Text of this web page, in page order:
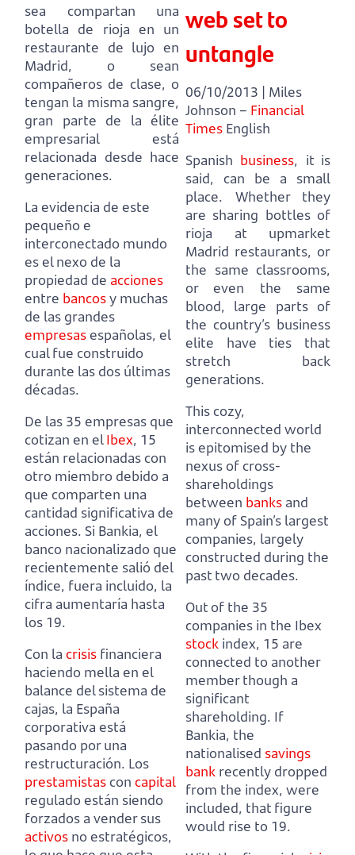
sea compartan una
botella de rioja en un
restaurante de lujo en
Madrid,
o sean
compañeros de clase, o
tengan la misma sangre,
gran parte de la élite
empresarial está
relacionada desde hace
generaciones.
La evidencia de este
pequeño e
interconectado mundo
es el nexo de la
propiedad de acciones
entre bancosy muchas
de las grandes
empresasespañolas, el
cual fue construido
durante las dos últimas
décadas.
De las 35 empresas que
cotizan en elIbex, 15
están relacionadas con
otro miembro debido a
que comparten una
cantidad significativa de
acciones. Si Bankia, el
banco nacionalizado que
recientemente salió del
índice, fuera incluido, la
cifra aumentaría hasta
los 19.
Con la crisis financiera
haciendo mella en el
balance del sistema de
cajas, la España
corporativa está
pasando por una
restructuración. Los
prestamistascon capital
regulado están siendo
forzados a vender sus
activos no estratégicos,
web set to
untangle
06/10/2013 | Miles
Johnson – Financial
Times English
Spanish business, it is
said, can be a small
place.
Whether they
are sharing bottles of
rioja at upmarket
Madrid restaurants, or
the same classrooms,
or even the same
blood, large parts of
the country’s business
elite have ties that
stretch back
generations.
This cozy,
interconnected world
is epitomised by the
nexus of cross-
shareholdings
between banks and
many of Spain’s largest
companies, largely
constructed during the
past two decades.
Out of the 35
companies in the Ibex
stock index, 15 are
connected to another
member though a
significant
shareholding. If
Bankia, the
nationalised savings
bank recently dropped
from the index, were
included, that figure
would rise to 19.